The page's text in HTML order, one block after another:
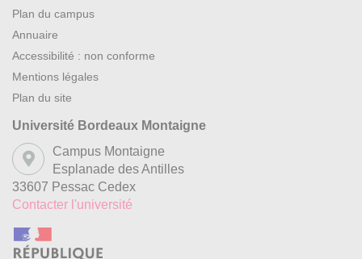
Plan du campus
Annuaire
Accessibilité : non conforme
Mentions légales
Plan du site
Université Bordeaux Montaigne
Campus Montaigne
Esplanade des Antilles
33607 Pessac Cedex
Contacter l'université